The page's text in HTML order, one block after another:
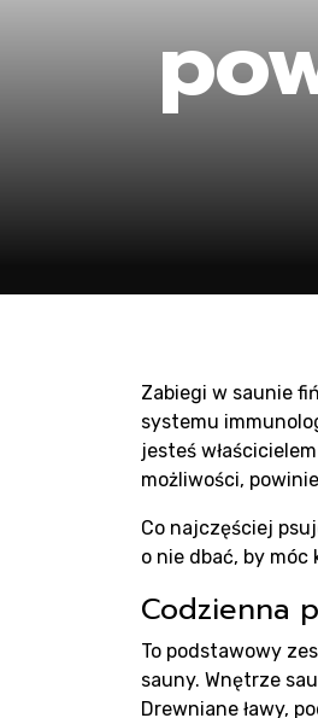
Zabiegi w saunie
systemu
jesteś
możliwości,
Co najczęściej
o nie dbać, by
Codzienna
To podstawowy
sauny. Wnętrze
Drewniane ławy,